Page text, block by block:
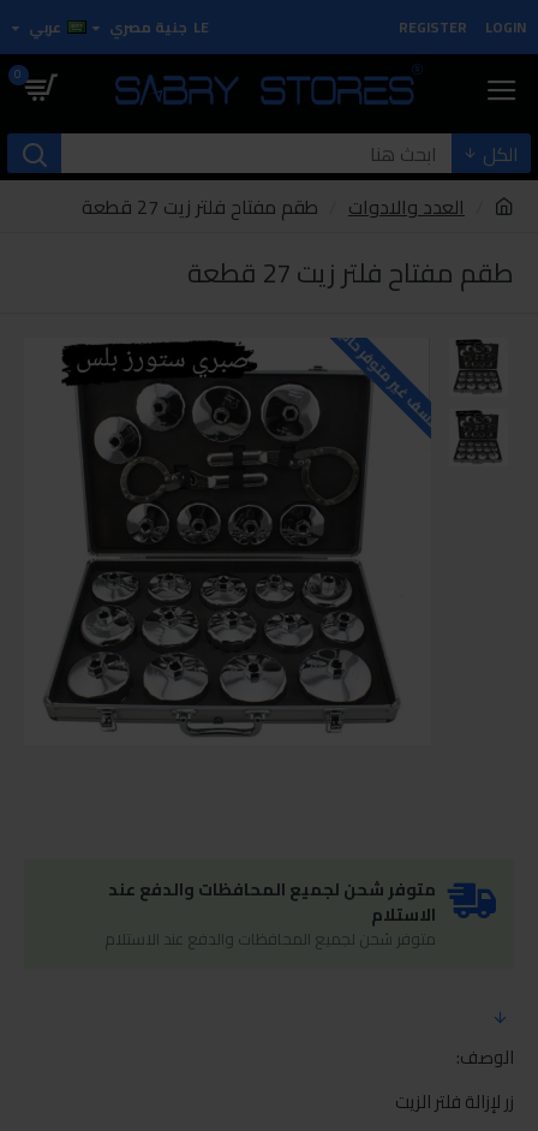
LOGIN
REGISTER
LE جنية مصري عربي
0
الكل
العدد والادوات
طقم مفتاح فلتر زيت 27 قطعة
طقم مفتاح فلتر زيت 27 قطعة
للاسف غير متوفر حاليا
متوفر شحن لجميع المحافظات والدفع عند
الاستلام
متوفر شحن لجميع المحافظات والدفع عند الاستلام
الوصف:
زر لإزالة فلتر الزيت